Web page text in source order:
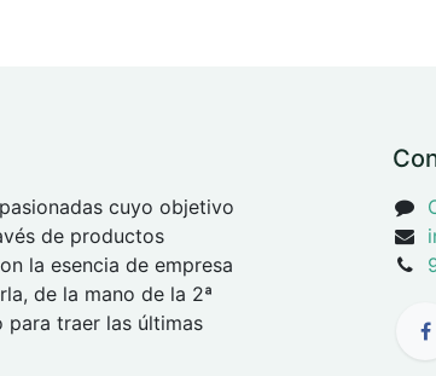
cuyo objetivo
de productos
la esencia de empresa
de la mano de la 2ª
para traer las últimas